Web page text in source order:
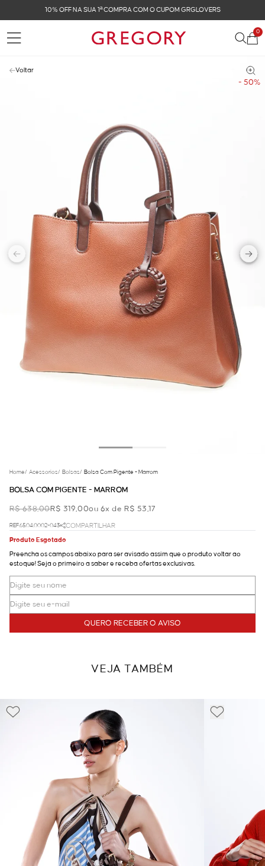
FRETE GRÁTIS NAS COMPRAS ACIMA DE R$ 899
0
- 50%
Voltar
Home/ Acessorios/ Bolsas/ Bolsa Com Pigente - Marrom
BOLSA COM PIGENTE - MARROM
R$ 638,00R$ 319,00ou 6x de R$ 53,17
REF.65.04.0002-043
COMPARTILHAR
Produto Esgotado
Preencha os campos abaixo para ser avisado assim que o produto voltar ao
estoque! Seja o primeiro a saber e receba ofertas exclusivas.
QUERO RECEBER O AVISO
VEJA TAMBÉM